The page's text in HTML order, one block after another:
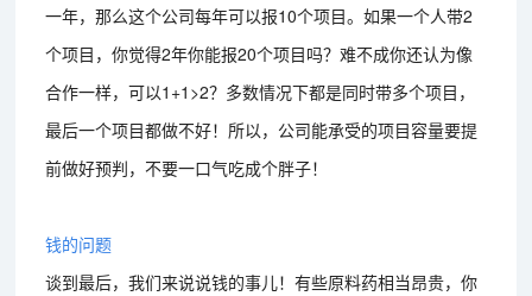
一年，那么这个公司每年可以报10个项目。如果一个人带2
个项目，你觉得2年你能报20个项目吗？难不成你还认为像
合作一样，可以1+1>2？多数情况下都是同时带多个项目，
最后一个项目都做不好！所以，公司能承受的项目容量要提
前做好预判，不要一口气吃成个胖子！
钱的问题
谈到最后，我们来说说钱的事儿！有些原料药相当昂贵，你